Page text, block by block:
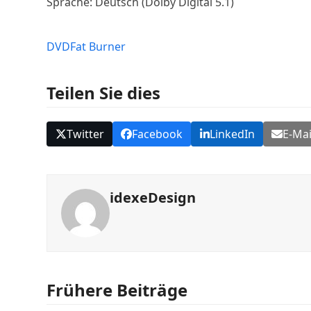
DVDFat Burner
Teilen Sie dies
Twitter Facebook LinkedIn E-
idexeDesign
Frühere Beiträge